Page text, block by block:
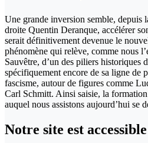
Une grande inversion semble, depuis
droite Quentin Deranque, accélérer
serait définitivement devenue le
phénomène qui relève, comme nous
Sauvêtre, d’un des piliers historiques
spécifiquement encore de sa ligne de
fascisme, autour de figures comme
Carl Schmitt. Ainsi saisie, la
auquel nous assistons aujourd’hui se
Notre site est accessible